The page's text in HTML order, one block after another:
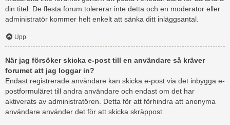
din titel. De flesta forum tolererar inte detta och en moderator eller
administratör kommer helt enkelt att sänka ditt inläggsantal.
Upp
När jag försöker skicka e-post till en användare så kräver
forumet att jag loggar in?
Endast registrerade användare kan skicka e-post via det inbygga e-
postformuläret till andra användare och endast om det har
aktiverats av administratören. Detta för att förhindra att anonyma
användare använder det för att skicka skräppost.